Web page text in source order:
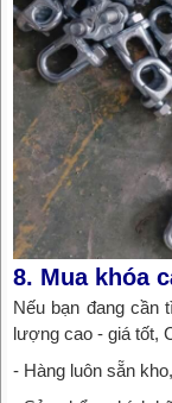
8. Mua khóa
Nếu bạn đang cần
lượng cao - giá tốt,
- Hàng luôn sẵn